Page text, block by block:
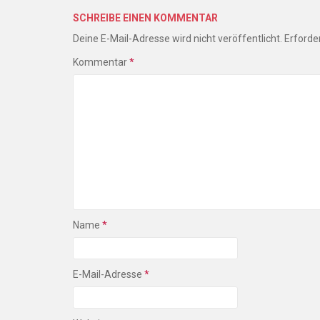
SCHREIBE EINEN KOMMENTAR
Deine E-Mail-Adresse wird nicht veröffentlicht.
Kommentar*
Name *
E-Mail-Adresse *